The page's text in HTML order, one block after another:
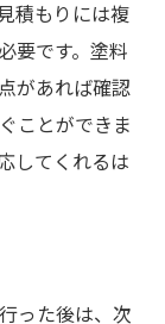
積もりには複
要です。塗料
があれば確認
ことができま
してくれるは
った後は、次